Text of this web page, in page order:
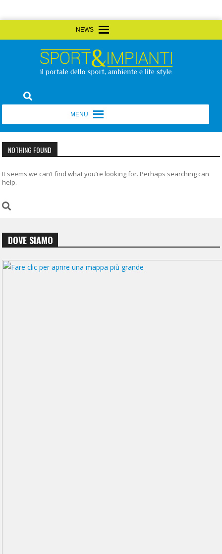
to
Sport&Impianti
NOTHING FOUND
It seems we can’t find what you’re looking for. Perhaps searching can
help.
DOVE SIAMO